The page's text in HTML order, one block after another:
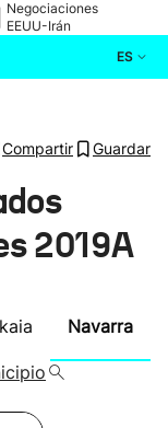
Negociaciones
EEUU-Irán
ES
Compartir Guardar
2019A
Navarra